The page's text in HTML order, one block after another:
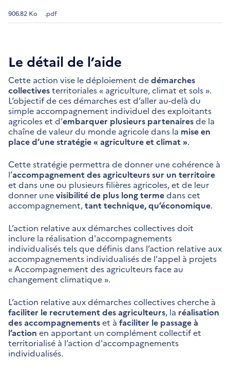
906.82 Ko .pdf
Le détail de l’aide
Cette action vise le déploiement dedémarches
collectivesterritoriales « agriculture, climat et sols ».
L’objectif de ces démarches est d’aller au-delà du
simple accompagnement individuel des exploitants
agricoles et d’embarquer plusieurs partenairesde la
chaîne de valeur du monde agricole dans la mise en
place d’une stratégie « agriculture et climat ».
Cette stratégie permettra de donner une cohérence à
l’accompagnement des agriculteurs sur un territoire
et dans une ou plusieurs filières agricoles, et de leur
donner unevisibilité de plus long termedans cet
accompagnement,tant technique, qu’économique.
L’action relative aux démarches collectives doit
inclure la réalisation d'accompagnements
individualisés tels que définis dans l’action relative aux
accompagnements individualisés de l'appel à projets
« Accompagnement des agriculteurs face au
changement climatique ».
L’action relative aux démarches collectives cherche à
faciliter le recrutement des agriculteurs, la réalisation
des accompagnementset à faciliter le passage à
l’action en apportant un complément collectif et
territorialisé à l’action d'accompagnements
individualisés.